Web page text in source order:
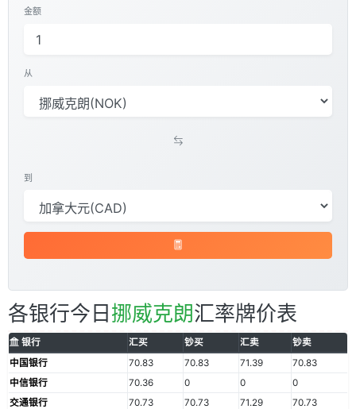
金额
从
到
各银行今日 挪威克朗汇率牌价表
银行 汇买 钞买 汇卖
钞卖
中国银行
70.83 70.83 71.39
70.83
中信银行
70.36 0 0
0
交通银行
70.73 70.73 71.29
70.73